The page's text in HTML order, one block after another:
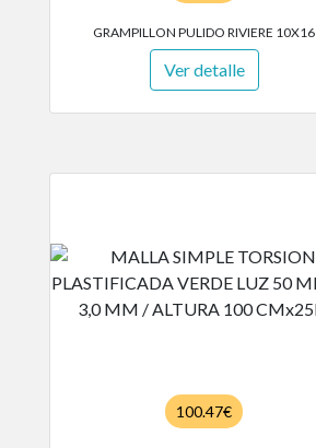
GRAMPILLON PULIDO RIVIERE 10X16
Ver detalle
100.47€